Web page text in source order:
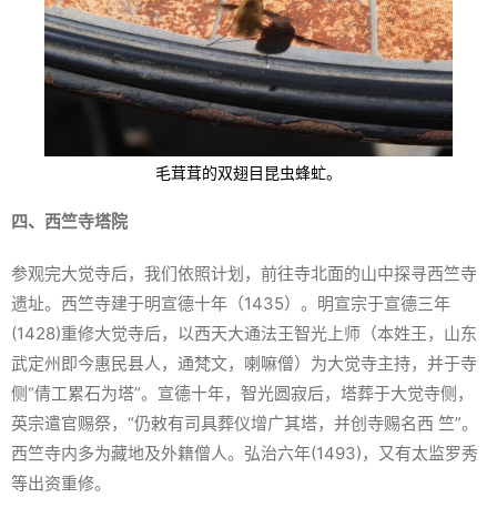
毛茸茸的双翅目昆虫蜂虻。
四、西竺寺塔院
参观完大觉寺后，我们依照计划，前往寺北面的山中探寻西竺寺
遗址。西竺寺建于明宣德十年（1435）。明宣宗于宣德三年
(1428)重修大觉寺后，以西天大通法王智光上师（本姓王，山东
武定州即今惠民县人，通梵文，喇嘛僧）为大觉寺主持，并于寺
侧“倩工累石为塔”。宣德十年，智光圆寂后，塔葬于大觉寺侧，
英宗遣官赐祭，“仍敕有司具葬仪增广其塔，并创寺赐名西 竺”。
西竺寺内多为藏地及外籍僧人。弘治六年(1493)，又有太监罗秀
等出资重修。